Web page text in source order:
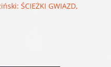
ŚCIEŻKI GWIAZD,